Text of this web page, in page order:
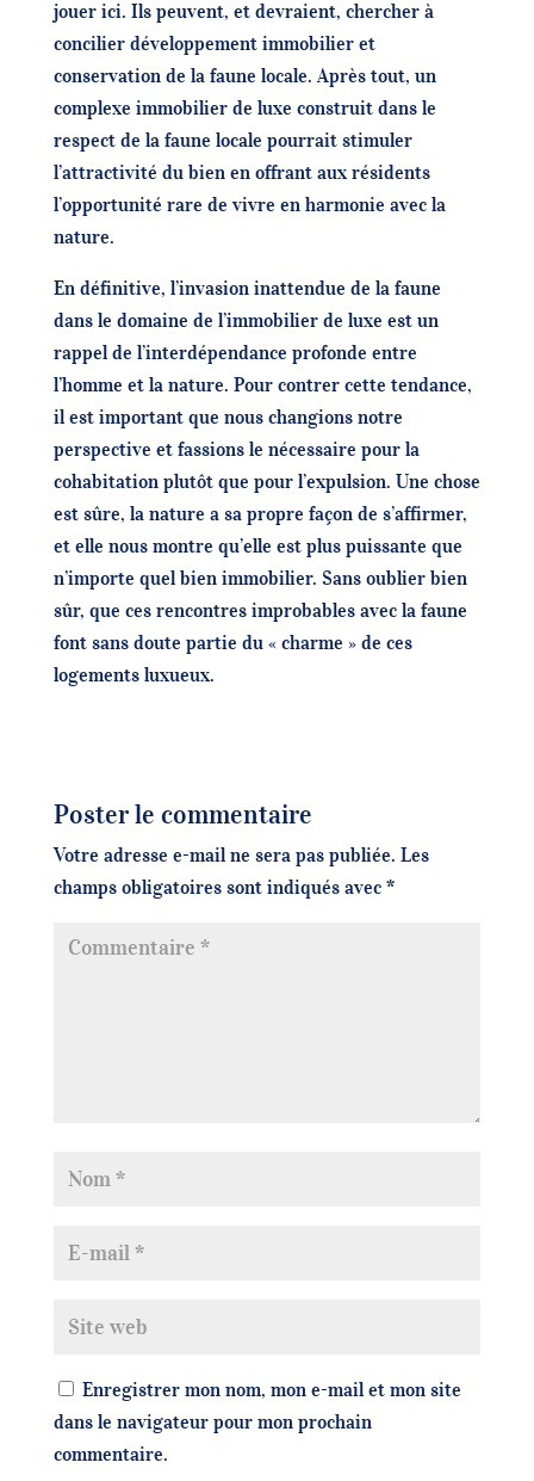
jouer ici. Ils peuvent, et devraient, chercher à
concilier développement immobilier et
conservation de la faune locale. Après tout, un
complexe immobilier de luxe construit dans le
respect de la faune locale pourrait stimuler
l’attractivité du bien en offrant aux résidents
l’opportunité rare de vivre en harmonie avec la
nature.
En définitive, l’invasion inattendue de la faune
dans le domaine de l’immobilier de luxe est un
rappel de l’interdépendance profonde entre
l’homme et la nature. Pour contrer cette tendance,
il est important que nous changions notre
perspective et fassions le nécessaire pour la
cohabitation plutôt que pour l’expulsion. Une chose
est sûre, la nature a sa propre façon de s’affirmer,
et elle nous montre qu’elle est plus puissante que
n’importe quel bien immobilier. Sans oublier bien
sûr, que ces rencontres improbables avec la faune
font sans doute partie du « charme » de ces
logements luxueux.
Poster le commentaire
Votre adresse e-mail ne sera pas publiée. Les
champs obligatoires sont indiqués avec *
Enregistrer mon nom, mon e-mail et mon site
dans le navigateur pour mon prochain
commentaire.